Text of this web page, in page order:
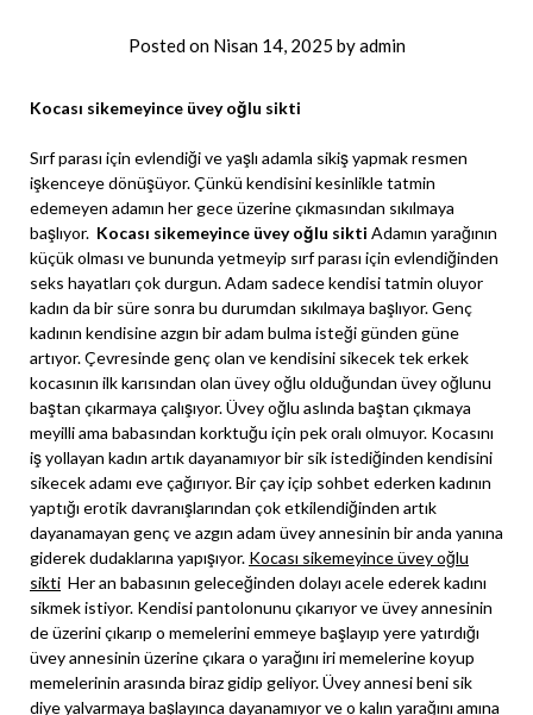
Posted on Nisan 14, 2025 byadmin
Kocası sikemeyince üvey oğlu sikti
Sırf parası için evlendiği ve yaşlı adamla sikiş yapmak resmen
işkenceye dönüşüyor. Çünkü kendisini kesinlikle tatmin
edemeyen adamın her gece üzerine çıkmasından sıkılmaya
başlıyor. Kocası sikemeyince üvey oğlu sikti Adamın yarağının
küçük olması ve bununda yetmeyip sırf parası için evlendiğinden
seks hayatları çok durgun. Adam sadece kendisi tatmin oluyor
kadın da bir süre sonra bu durumdan sıkılmaya başlıyor. Genç
kadının kendisine azgın bir adam bulma isteği günden güne
artıyor. Çevresinde genç olan ve kendisini sikecek tek erkek
kocasının ilk karısından olan üvey oğlu olduğundan üvey oğlunu
baştan çıkarmaya çalışıyor. Üvey oğlu aslında baştan çıkmaya
meyilli ama babasından korktuğu için pek oralı olmuyor. Kocasını
iş yollayan kadın artık dayanamıyor bir sik istediğinden kendisini
sikecek adamı eve çağırıyor. Bir çay içip sohbet ederken kadının
yaptığı erotik davranışlarından çok etkilendiğinden artık
dayanamayan genç ve azgın adam üvey annesinin bir anda yanına
giderek dudaklarına yapışıyor. Kocası sikemeyince üvey oğlu
sikti Her an babasının geleceğinden dolayı acele ederek kadını
sikmek istiyor. Kendisi pantolonunu çıkarıyor ve üvey annesinin
de üzerini çıkarıp o memelerini emmeye başlayıp yere yatırdığı
üvey annesinin üzerine çıkara o yarağını iri memelerine koyup
memelerinin arasında biraz gidip geliyor. Üvey annesi beni sik
diye yalvarmaya başlayınca dayanamıyor ve o kalın yarağını amına